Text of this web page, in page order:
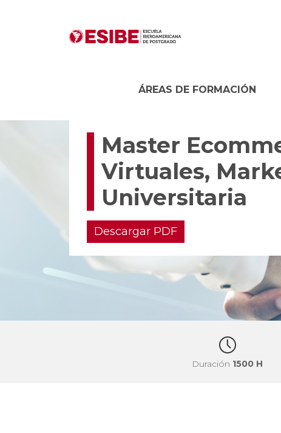
ÁREAS DE FORMACIÓN
Master
Virtuales,
Universitaria
Descargar PDF
Duración 1500 H